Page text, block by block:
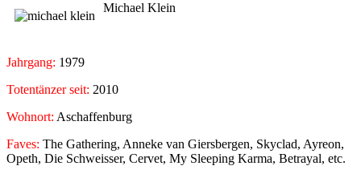
Michael Klein
Jahrgang: 1979
Totentänzer seit: 2010
Wohnort: Aschaffenburg
Faves: The Gathering, Anneke van Giersbergen, Skyclad, Ayreon,
Opeth, Die Schweisser, Cervet, My Sleeping Karma, Betrayal, etc.